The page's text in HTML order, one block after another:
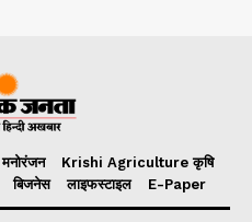
मनोरंजन
Krishi Agriculture कृषि
बिजनेस लाइफस्टाइल E-Paper